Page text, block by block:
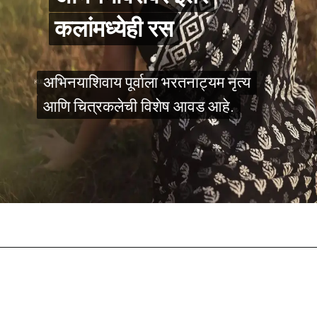
अभिनयाशिवाय पूर्वाला भरतनाट्यम नृत्य
आणि चित्रकलेची विशेष आवड आहे.
अभिनयाशिवाय पूर्वाला भरतनाट्यम नृत्य
आणि चित्रकलेची विशेष आवड आहे.
कलांमध्येही रस
कलांमध्येही रस